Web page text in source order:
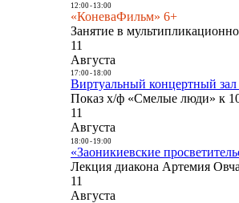
12:00- 13:00
«КоневаФильм» 6+
Занятие в
11
Августа
17:00- 18:00
Виртуальный концертный зал
Показ х/ф «Смелые люди» к
11
Августа
18:00- 19:00
«Заоникиевские
Лекция диакона Артемия
11
Августа